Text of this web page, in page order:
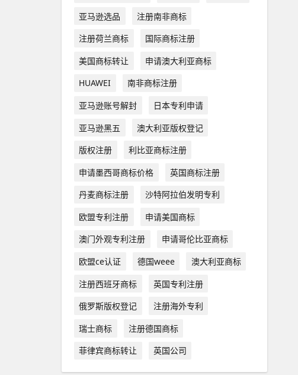
亚马逊选品
注册南非商标
注册荷兰商标
国际商标注册
美国商标转让
申请澳大利亚商标
HUAWEI
南非商标注册
亚马逊账号解封
日本专利申请
亚马逊黑五
澳大利亚版权登记
版权注册
利比亚商标注册
申请墨西哥商标价格
英国商标注册
丹麦商标注册
沙特阿拉伯发明专利
欧盟专利注册
申请美国商标
澳门外观专利注册
申请哥伦比亚商标
欧盟ce认证
德国weee
澳大利亚商标
注册西班牙商标
英国专利注册
俄罗斯版权登记
注册海外专利
瑞士商标
注册德国商标
菲律宾商标转让
英国公司